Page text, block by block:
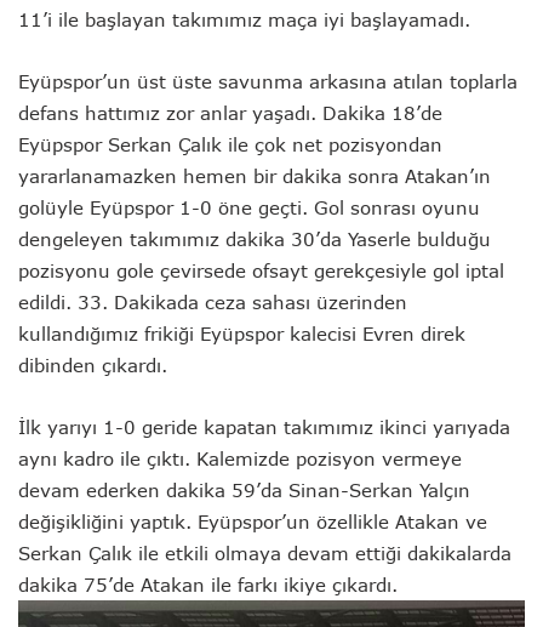
11’i ile başlayan takımımız maça iyi başlayamadı.
Eyüpspor’un üst üste savunma arkasına atılan toplarla
defans hattımız zor anlar yaşadı. Dakika 18’de
Eyüpspor Serkan Çalık ile çok net pozisyondan
yararlanamazken hemen bir dakika sonra Atakan’ın
golüyle Eyüpspor 1-0 öne geçti. Gol sonrası oyunu
dengeleyen takımımız dakika 30’da Yaserle bulduğu
pozisyonu gole çevirsede ofsayt gerekçesiyle gol iptal
edildi. 33. Dakikada ceza sahası üzerinden
kullandığımız frikiği Eyüpspor kalecisi Evren direk
dibinden çıkardı.
İlk yarıyı 1-0 geride kapatan takımımız ikinci yarıyada
aynı kadro ile çıktı. Kalemizde pozisyon vermeye
devam ederken dakika 59’da Sinan-Serkan Yalçın
değişikliğini yaptık. Eyüpspor’un özellikle Atakan ve
Serkan Çalık ile etkili olmaya devam ettiği dakikalarda
dakika 75’de Atakan ile farkı ikiye çıkardı.